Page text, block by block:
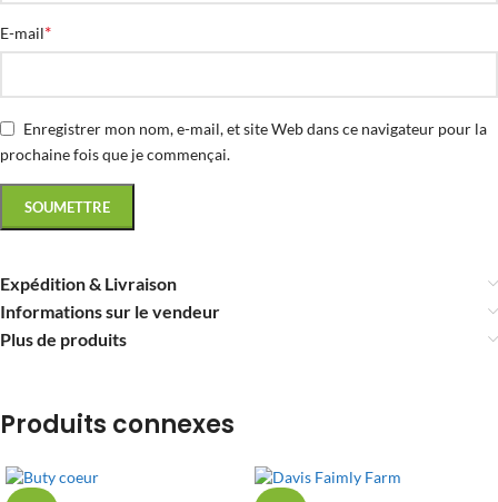
E-mail*
Enregistrer mon nom, e-mail, et site Web dans ce navigateur pour la
prochaine fois que je commençai.
Expédition & Livraison
Informations sur le vendeur
Plus de produits
Produits connexes